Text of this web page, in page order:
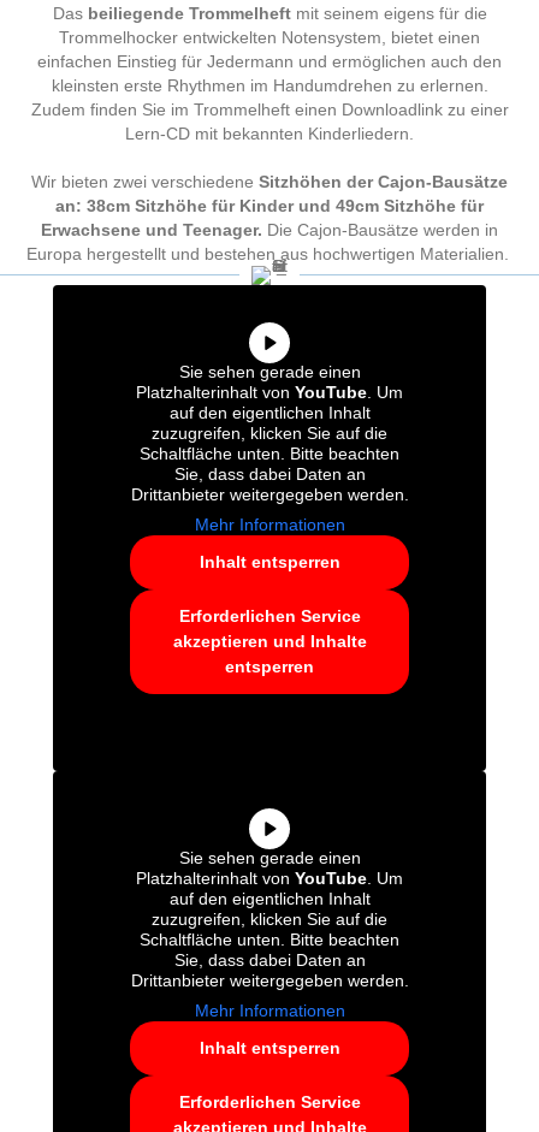
Das beiliegende Trommelheftmit seinem eigens für die
Trommelhocker entwickelten Notensystem, bietet einen
einfachen Einstieg für Jedermann und ermöglichen auch den
kleinsten erste Rhythmen im Handumdrehen zu erlernen.
Zudem finden Sie im Trommelheft einen Downloadlink zu einer
Lern-CD mit bekannten Kinderliedern.
Wir bieten zwei verschiedene Sitzhöhen der Cajon-Bausätze
an: 38cm Sitzhöhe für Kinder und 49cm Sitzhöhe für
Erwachsene und Teenager. Die Cajon-Bausätze werden in
Europa hergestellt und bestehen aus hochwertigen Materialien.
Sie sehen gerade einen
Platzhalterinhalt von YouTube . Um
auf den eigentlichen Inhalt
zuzugreifen, klicken Sie auf die
Schaltfläche unten. Bitte beachten
Sie, dass dabei Daten an
Drittanbieter weitergegeben werden.
Mehr Informationen
Inhalt entsperren
Erforderlichen Service
akzeptieren und Inhalte
entsperren
Sie sehen gerade einen
Platzhalterinhalt von YouTube . Um
auf den eigentlichen Inhalt
zuzugreifen, klicken Sie auf die
Schaltfläche unten. Bitte beachten
Sie, dass dabei Daten an
Drittanbieter weitergegeben werden.
Mehr Informationen
Inhalt entsperren
Erforderlichen Service
akzeptieren und Inhalte